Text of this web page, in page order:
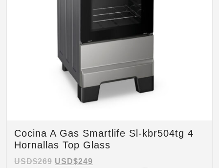
Cocina A Gas Smartlife Sl-kbr504tg 4
Hornallas Top Glass
USD$269 USD$249